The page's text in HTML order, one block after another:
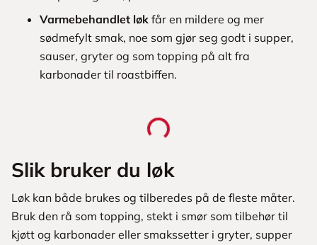
Varmebehandlet løk får en mildere og mer
sødmefylt smak, noe som gjør seg godt i supper,
sauser, gryter og som topping på alt fra
karbonader til roastbiffen.
Slik bruker du løk
Løk kan både brukes og tilberedes på de fleste måter.
Bruk den rå som topping, stekt i smør som tilbehør til
kjøtt og karbonader eller smakssetter i gryter, supper